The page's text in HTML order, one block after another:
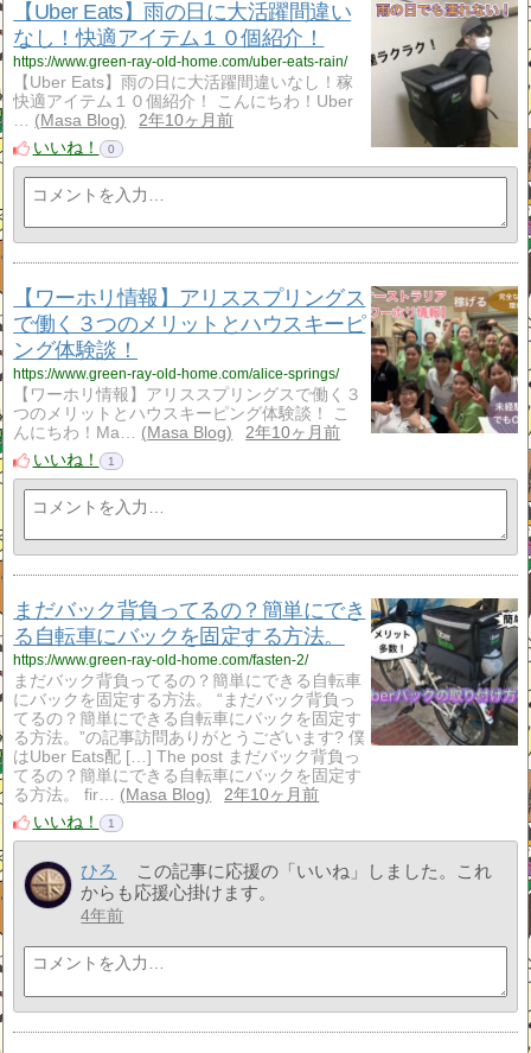
【Uber Eats】雨の日に大活躍間違い
なし！快適アイテム１０個紹介！
https://www.green-ray-old-home.com/uber-eats-rain/
【Uber Eats】雨の日に大活躍間違いなし！稼
快適アイテム１０個紹介！ こんにちわ！Uber
…
Masa Blog
2年10ヶ月前
いいね！
0
【ワーホリ情報】アリススプリングス
で働く３つのメリットとハウスキーピ
ング体験談！
https://www.green-ray-old-home.com/alice-springs/
【ワーホリ情報】アリススプリングスで働く３
つのメリットとハウスキーピング体験談！ こ
んにちわ！Ma…
Masa Blog
2年10ヶ月前
いいね！
1
まだバック背負ってるの？簡単にでき
る自転車にバックを固定する方法。
https://www.green-ray-old-home.com/fasten-2/
まだバック背負ってるの？簡単にできる自転車
にバックを固定する方法。 “まだバック背負っ
てるの？簡単にできる自転車にバックを固定す
る方法。”の記事訪問ありがとうございます? 僕
はUber Eats配 […] The post まだバック背負っ
てるの？簡単にできる自転車にバックを固定す
る方法。 fir…
Masa Blog
2年10ヶ月前
いいね！
1
ひろ
この記事に応援の「いいね」しました。これ
からも応援心掛けます。
4年前